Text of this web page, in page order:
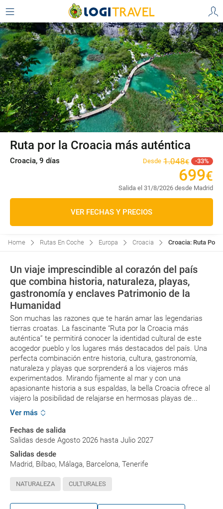
Ruta por la Croacia más auténtica
Croacia, 9 días Desde 1.048€ 33
699€
Salida el 31/8/2026 desde Madrid
VER FECHAS Y PRECIOS
Home Rutas En Coche Europa Croacia Croacia: Ruta Por
Un viaje imprescindible al corazón del país
que combina historia, naturaleza, playas,
gastronomía y enclaves Patrimonio de la
Humanidad
Son muchas las razones que te harán amar las legendarias
tierras croatas. La fascinante “Ruta por la Croacia más
auténtica” te permitirá conocer la identidad cultural de este
acogedor pueblo y los lugares más destacados del país. Una
perfecta combinación entre historia, cultura, gastronomía,
naturaleza y playas que sorprenderá a los viajeros más
experimentados. Mirando fijamente al mar y con una
apasionante historia a sus espaldas, la bella Croacia ofrece al
viajero la posibilidad de relajarse en hermosas playas de...
Ver más
Fechas de salida
Salidas desde Agosto 2026 hasta Julio 2027
Salidas desde
Madrid, Bilbao, Málaga, Barcelona, Tenerife
NATURALEZA CULTURALES